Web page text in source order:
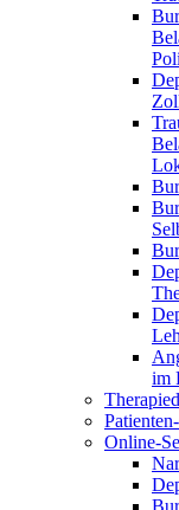
im
Online-